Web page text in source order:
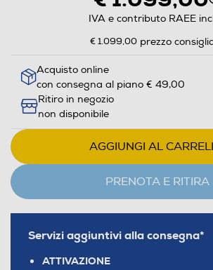
IVA e contributo RAEE
€ 1.099,00 prezzo
Acquisto online
con consegna al piano € 49,00
Ritiro in negozio
non disponibile
AGGIUNGI AL
PRENOTA E RITIRA
Servizi aggiuntivi alla consegna*
ATTIVAZIONE